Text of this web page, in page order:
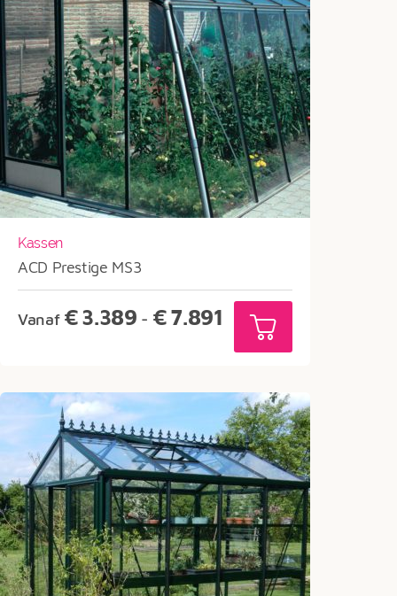
Kassen
ACD Prestige MS3
Vanaf €3.389 - €7.891 Prijsklasse:
€3.389